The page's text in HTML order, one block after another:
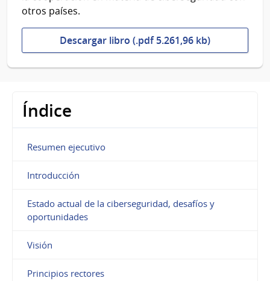
otros países.
Descargar libro (.pdf 5.261,96 kb)
Índice
Resumen ejecutivo
Introducción
Estado actual de la ciberseguridad, desafíos y
oportunidades
Visión
Principios rectores